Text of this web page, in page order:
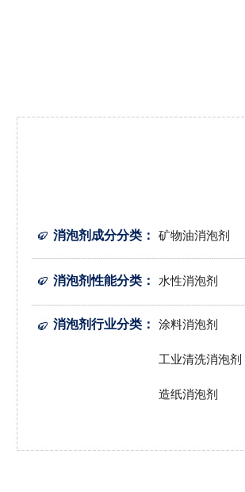
消泡剂成分分类 ： 矿物油消泡剂
消泡剂性能分类 ： 水性消泡剂
消泡剂行业分类 ： 涂料消泡剂
工业清洗消泡剂
造纸消泡剂